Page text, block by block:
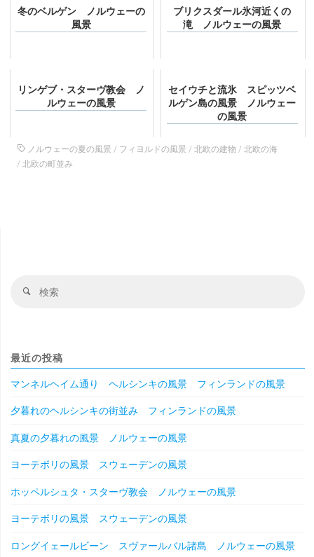
冬のベルゲン ノルウェーの
風景
ブリクスダール氷河近くの
滝 ノルウェーの風景
リンゲブ・スターヴ教会 ノ
ルウェーの風景
セイウチと流氷 スピッツベ
ルゲン島の風景 ノルウェー
の風景
ノルウェーの夏の風景 / フィヨルドの風景 / 北欧の建物 / 北欧の海
/ 北欧の町並み
検
最近の投稿
マンネルヘイム通り ヘルシンキの風景 フィンランドの風景
夕暮れのヘルシンキの街並み フィンランドの風景
真夏の夕暮れの風景 ノルウェーの風景
ヨーテボリの風景 スウェーデンの風景
ホッペルシュタ・スターヴ教会 ノルウェーの風景
ヨーテボリの風景 スウェーデンの風景
ロングイェールビーン スヴァールバル諸島 ノルウェーの風景